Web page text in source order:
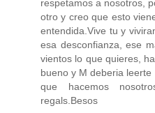
respetamos a nosotros,
otro y creo que esto
entendida.Vive tu y
esa desconfianza, ese
vientos lo que quieres,
bueno y M deberia
que hacemos
regals.Besos